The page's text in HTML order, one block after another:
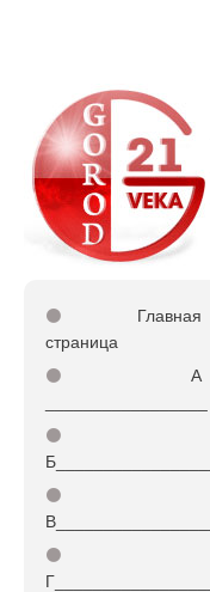
⚫
Главная
страница
⚫
А
⚫
Б_________________
⚫
В_________________
⚫
Г_________________